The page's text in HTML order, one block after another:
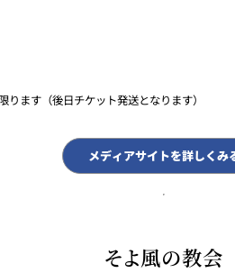
ます（後日チケット発送となります）
メディアサイトを詳しくみ
そよ風の教会